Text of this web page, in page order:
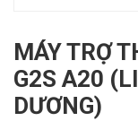
MÁY TRỢ
G2S A20
DƯƠNG)